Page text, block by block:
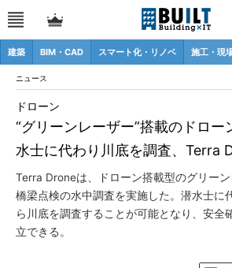
建築 BIM・CAD スマート化・リノベ 施工・現
ニュース
“グリーンレーザー”搭載のドロー
水士に代わり川底を調査、Terra
ドローン
Terra Droneは、ドローン搭載型のグリーン
橋梁点検の水中調査を実施した。潜水士に
ら川底を調査することが可能となり、安全
立できる。